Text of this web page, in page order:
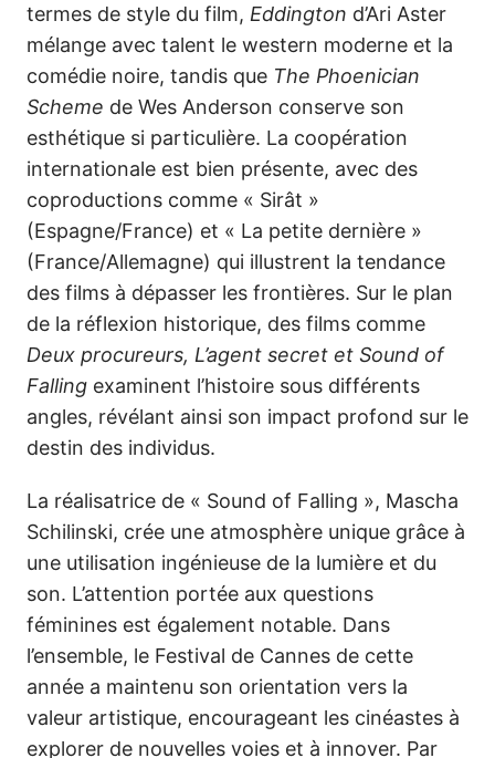
termes de style du film, Eddington d’Ari Aster
mélange avec talent le western moderne et la
comédie noire, tandis que The Phoenician
Scheme de Wes Anderson conserve son
esthétique si particulière. La coopération
internationale est bien présente, avec des
coproductions comme « Sirât »
(Espagne/France) et « La petite dernière »
(France/Allemagne) qui illustrent la tendance
des films à dépasser les frontières. Sur le plan
de la réflexion historique, des films comme
Deux procureurs, L’agent secret et Sound of
Falling examinent l’histoire sous différents
angles, révélant ainsi son impact profond sur le
destin des individus.
La réalisatrice de « Sound of Falling », Mascha
Schilinski, crée une atmosphère unique grâce à
une utilisation ingénieuse de la lumière et du
son. L’attention portée aux questions
féminines est également notable. Dans
l’ensemble, le Festival de Cannes de cette
année a maintenu son orientation vers la
valeur artistique, encourageant les cinéastes à
explorer de nouvelles voies et à innover. Par